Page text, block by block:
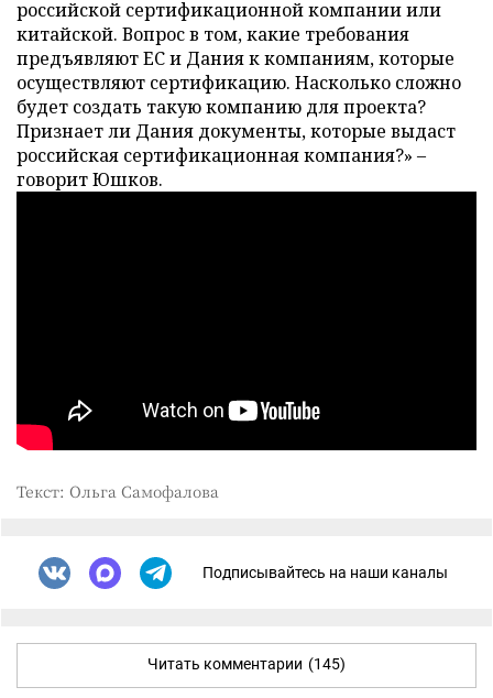
российской сертификационной компании или
китайской. Вопрос в том, какие требования
предъявляют ЕС и Дания к компаниям, которые
осуществляют сертификацию. Насколько сложно
будет создать такую компанию для проекта?
Признает ли Дания документы, которые выдаст
российская сертификационная компания?» –
говорит Юшков.
Текст: Ольга Самофалова
Подписывайтесь на наши каналы
Читать комментарии (145)